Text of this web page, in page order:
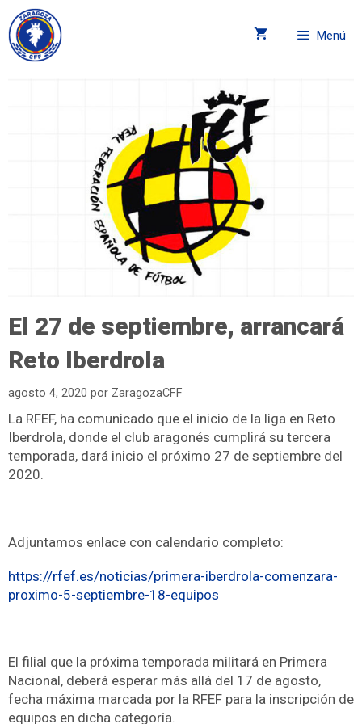
Menú
El 27 de septiembre, arrancará
Reto Iberdrola
agosto 4, 2020 por ZaragozaCFF
La RFEF, ha comunicado que el inicio de la liga en Reto
Iberdrola, donde el club aragonés cumplirá su tercera
temporada, dará inicio el próximo 27 de septiembre del
2020.
Adjuntamos enlace con calendario completo:
https://rfef.es/noticias/primera-iberdrola-comenzara-
proximo-5-septiembre-18-equipos
El filial que la próxima temporada militará en Primera
Nacional, deberá esperar más allá del 17 de agosto,
fecha máxima marcada por la RFEF para la inscripción de
equipos en dicha categoría.